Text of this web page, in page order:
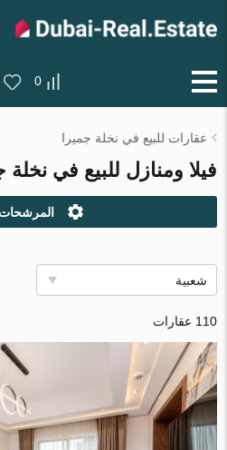
0
عقارات للبيع في نخلة جميرا
فيلا ومنازل للبيع في نخلة
المرشحات
شعبية
110 عقارات